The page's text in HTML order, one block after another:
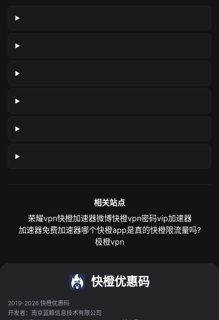
相关站点
荣耀vpn快橙加速器微博快橙vpn密码vip加速器
加速器免费加速器哪个快橙app是真的快橙限流量吗?
极橙vpn
快橙优惠码
2019-2026 快橙优惠码
开发者：南京蓝鲸信息技术有限公司